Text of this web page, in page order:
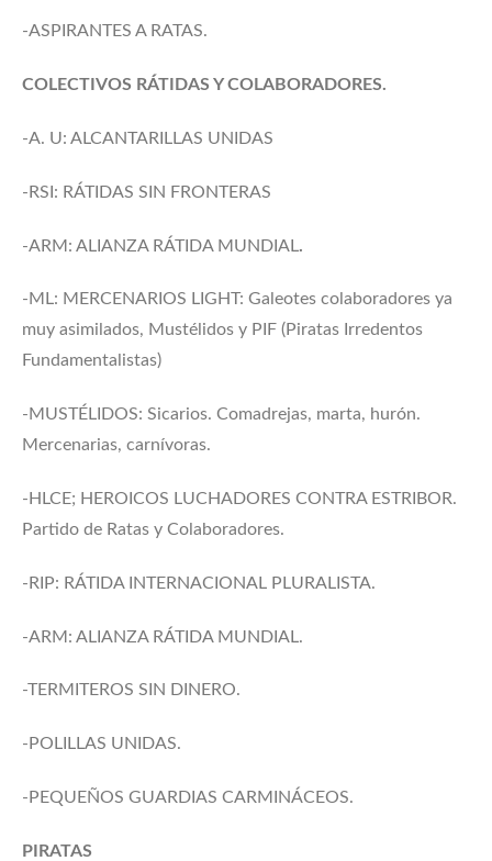
-ASPIRANTES A RATAS.
COLECTIVOS RÁTIDAS Y COLABORADORES.
-A. U: ALCANTARILLAS UNIDAS
-RSI: RÁTIDAS SIN FRONTERAS
-ARM: ALIANZA RÁTIDA MUNDIAL.
-ML: MERCENARIOS LIGHT: Galeotes colaboradores ya
muy asimilados, Mustélidos y PIF (Piratas Irredentos
Fundamentalistas)
-MUSTÉLIDOS: Sicarios. Comadrejas, marta, hurón.
Mercenarias, carnívoras.
-HLCE; HEROICOS LUCHADORES CONTRA ESTRIBOR.
Partido de Ratas y Colaboradores.
-RIP: RÁTIDA INTERNACIONAL PLURALISTA.
-ARM: ALIANZA RÁTIDA MUNDIAL.
-TERMITEROS SIN DINERO.
-POLILLAS UNIDAS.
-PEQUEÑOS GUARDIAS CARMINÁCEOS.
PIRATAS